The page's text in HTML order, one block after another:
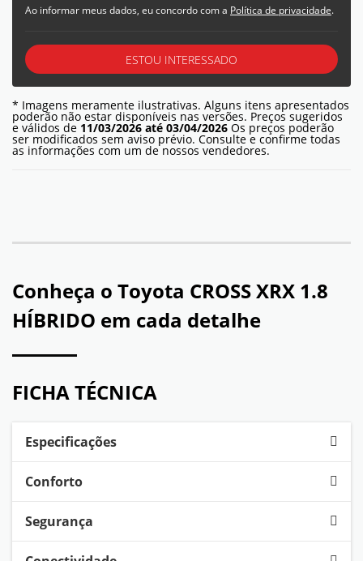
Ao informar meus dados, eu concordo com a Política de privacidade.
ESTOU INTERESSADO
* Imagens meramente ilustrativas. Alguns itens apresentados
poderão não estar disponíveis nas versões. Preços sugeridos
e válidos de 11/03/2026 até 03/04/2026 Os preços poderão
ser modificados sem aviso prévio. Consulte e confirme todas
as informações com um de nossos vendedores.
Conheça o Toyota CROSS XRX 1.8
HÍBRIDO em cada detalhe
FICHA TÉCNICA
Especificações
Conforto
Segurança